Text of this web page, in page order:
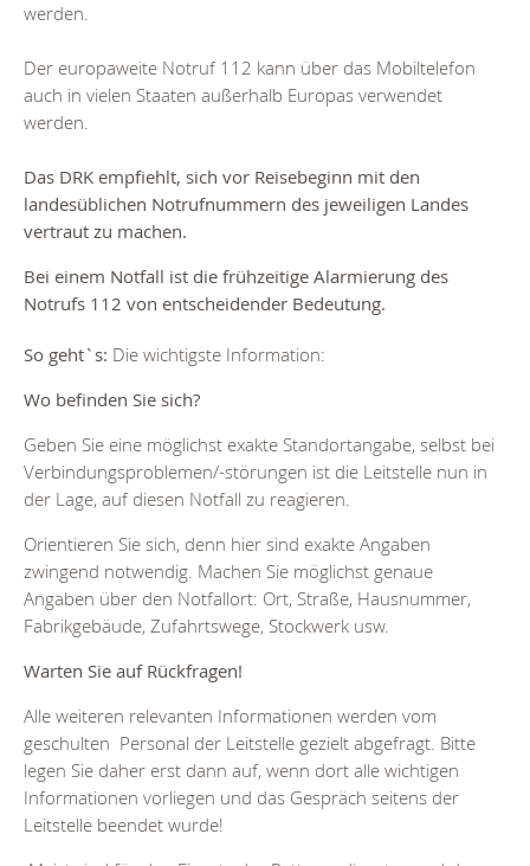
werden.
Der europaweite Notruf 112 kann über das Mobiltelefon
auch in vielen Staaten außerhalb Europas verwendet
werden.
Das DRK empfiehlt, sich vor Reisebeginn mit den
landesüblichen Notrufnummern des jeweiligen Landes
vertraut zu machen.
Bei einem Notfall ist die frühzeitige Alarmierung des
Notrufs 112 von entscheidender Bedeutung.
So geht`s: Die wichtigste Information:
Wo befinden Sie sich?
Geben Sie eine möglichst exakte Standortangabe, selbst bei
Verbindungsproblemen/-störungen ist die Leitstelle nun in
der Lage, auf diesen Notfall zu reagieren.
Orientieren Sie sich, denn hier sind exakte Angaben
zwingend notwendig. Machen Sie möglichst genaue
Angaben über den Notfallort: Ort, Straße, Hausnummer,
Fabrikgebäude, Zufahrtswege, Stockwerk usw.
Warten Sie auf Rückfragen!
Alle weiteren relevanten Informationen werden vom
geschulten Personal der Leitstelle gezielt abgefragt. Bitte
legen Sie daher erst dann auf, wenn dort alle wichtigen
Informationen vorliegen und das Gespräch seitens der
Leitstelle beendet wurde!